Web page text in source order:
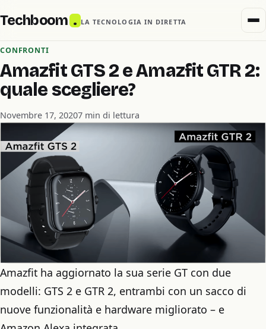
Techboom . LA TECNOLOGIA IN DIRETTA
CONFRONTI
Amazfit GTS 2 e Amazfit GTR 2:
quale scegliere?
Novembre 17, 20207 min di lettura
Amazfit ha aggiornato la sua serie GT con due
modelli: GTS 2 e GTR 2, entrambi con un sacco di
nuove funzionalità e hardware migliorato – e